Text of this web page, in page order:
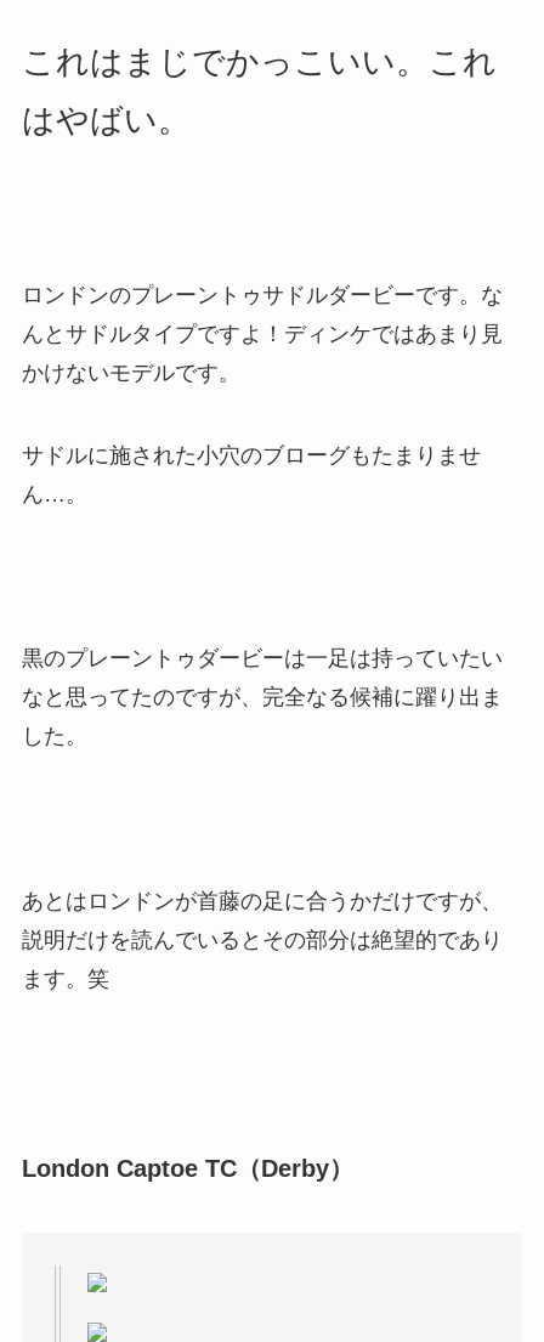
これはまじでかっこいい。これ
はやばい。
ロンドンのプレーントゥサドルダービーです。な
んとサドルタイプですよ！ディンケではあまり見
かけないモデルです。
サドルに施された小穴のブローグもたまりませ
ん…。
黒のプレーントゥダービーは一足は持っていたい
なと思ってたのですが、完全なる候補に躍り出ま
した。
あとはロンドンが首藤の足に合うかだけですが、
説明だけを読んでいるとその部分は絶望的であり
ます。笑
London Captoe TC（Derby）